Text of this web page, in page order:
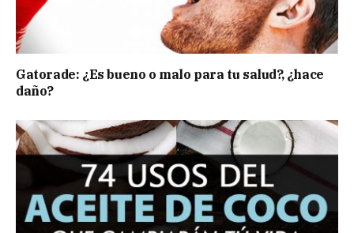
Gatorade: ¿Es bueno o malo para tu salud?, ¿hace
daño?